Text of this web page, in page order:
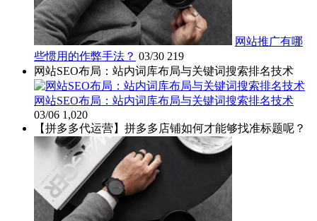
网站推广有哪
些惯用的作弊手法？ 03/30 219
网站SEO布局：站内词库布局与关键词搜索排名技术
网站SEO布局：站内词库布局与关键词搜索排名技术
03/06 1,020
【拼多多代运营】拼多多店铺如何才能够找准标题呢？